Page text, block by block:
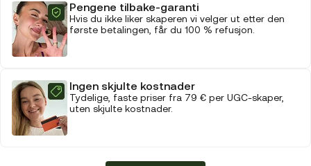
Pengene tilbake-garanti
Hvis du ikke liker skaperen vi velger ut etter den
første betalingen, får du 100 % refusjon.
Ingen skjulte kostnader
Tydelige, faste priser fra 79 € per UGC-skaper,
uten skjulte kostnader.